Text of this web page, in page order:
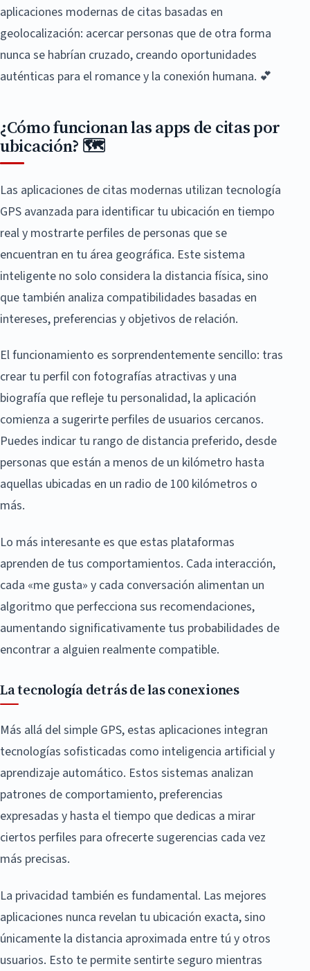
aplicaciones modernas de citas basadas en
geolocalización: acercar personas que de otra forma
nunca se habrían cruzado, creando oportunidades
auténticas para el romance y la conexión humana. 💕
¿Cómo funcionan las apps de citas por
ubicación? 🗺️
Las aplicaciones de citas modernas utilizan tecnología
GPS avanzada para identificar tu ubicación en tiempo
real y mostrarte perfiles de personas que se
encuentran en tu área geográfica. Este sistema
inteligente no solo considera la distancia física, sino
que también analiza compatibilidades basadas en
intereses, preferencias y objetivos de relación.
El funcionamiento es sorprendentemente sencillo: tras
crear tu perfil con fotografías atractivas y una
biografía que refleje tu personalidad, la aplicación
comienza a sugerirte perfiles de usuarios cercanos.
Puedes indicar tu rango de distancia preferido, desde
personas que están a menos de un kilómetro hasta
aquellas ubicadas en un radio de 100 kilómetros o
más.
Lo más interesante es que estas plataformas
aprenden de tus comportamientos. Cada interacción,
cada «me gusta» y cada conversación alimentan un
algoritmo que perfecciona sus recomendaciones,
aumentando significativamente tus probabilidades de
encontrar a alguien realmente compatible.
La tecnología detrás de las conexiones
Más allá del simple GPS, estas aplicaciones integran
tecnologías sofisticadas como inteligencia artificial y
aprendizaje automático. Estos sistemas analizan
patrones de comportamiento, preferencias
expresadas y hasta el tiempo que dedicas a mirar
ciertos perfiles para ofrecerte sugerencias cada vez
más precisas.
La privacidad también es fundamental. Las mejores
aplicaciones nunca revelan tu ubicación exacta, sino
únicamente la distancia aproximada entre tú y otros
usuarios. Esto te permite sentirte seguro mientras